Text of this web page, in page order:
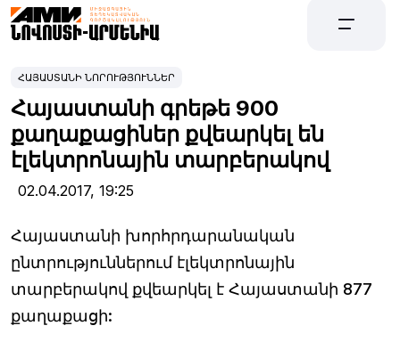
ՀԱՅԱՍՏԱՆԻ ՆՈՐՈՒԹՅՈՒՆՆԵՐ
Հայաստանի գրեթե 900
քաղաքացիներ քվեարկել են
էլեկտրոնային տարբերակով
02.04.2017, 19:25
Հայաստանի խորհրդարանական
ընտրություններում էլեկտրոնային
տարբերակով քվեարկել է Հայաստանի 877
քաղաքացի: